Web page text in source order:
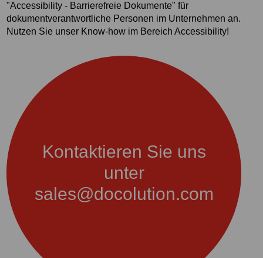
"Accessibility - Barrierefreie Dokumente" für
dokumentverantwortliche Personen im Unternehmen an.
Nutzen Sie unser Know-how im Bereich Accessibility!
Kontaktieren Sie uns
unter
sales@docolution.com